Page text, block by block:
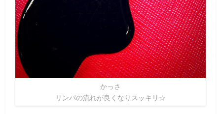
かっさ
リンパの流れが良くなりスッキリ☆